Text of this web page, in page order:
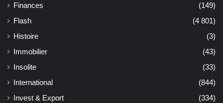
Finances
(149)
Flash
(4 801)
Histoire
(3)
Immobilier
(43)
Insolite
(33)
International
(844)
Invest & Export
(334)